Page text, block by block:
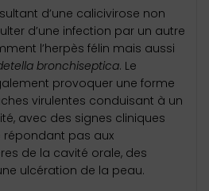
d’une calicivirose non
d’une infection par un autre
l’herpès félin mais aussi
bronchiseptica. Le
provoquer une forme
virulentes conduisant à un
avec des signes cliniques
répondant pas aux
de la cavité orale, des
ulcération de la peau.